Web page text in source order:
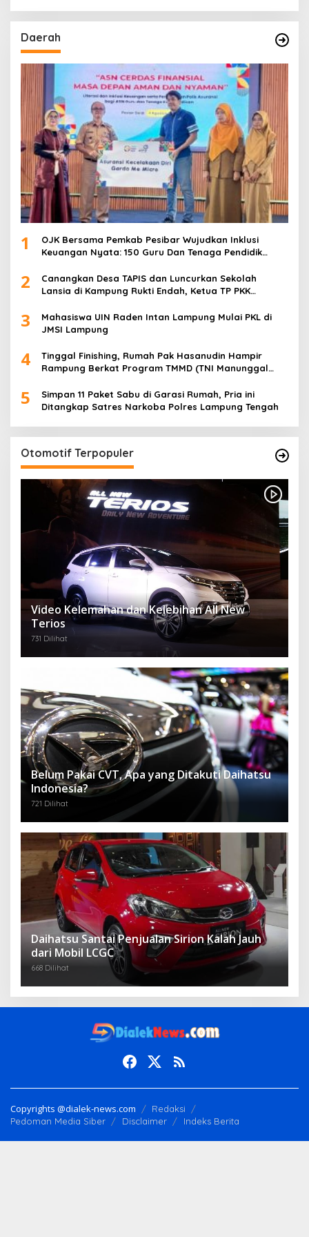
Daerah
1
OJK Bersama Pemkab Pesibar Wujudkan Inklusi
Keuangan Nyata: 150 Guru Dan Tenaga Pendidik
2
Canangkan Desa TAPIS dan Luncurkan Sekolah
Lansia di Kampung Rukti Endah, Ketua TP PKK
Desa
3
Mahasiswa UIN Raden Intan Lampung Mulai PKL di
JMSI Lampung
4
Tinggal Finishing, Rumah Pak Hasanudin Hampir
Rampung Berkat Program TMMD (TNI Manunggal
5
Simpan 11 Paket Sabu di Garasi Rumah, Pria ini
Ditangkap Satres Narkoba Polres Lampung Tengah
Otomotif Terpopuler
Video Kelemahan dan Kelebihan All New
Terios
731 Dilihat
Belum Pakai CVT, Apa yang Ditakuti Daihatsu
Indonesia?
721 Dilihat
Daihatsu Santai Penjualan Sirion Kalah Jauh
dari Mobil LCGC
668 Dilihat
Copyrights @dialek-news.com
Redaksi
Pedoman Media Siber
Disclaimer Indeks Berita